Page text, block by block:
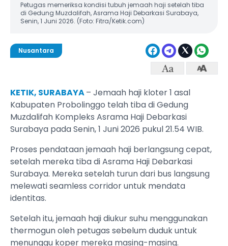
Petugas memeriksa kondisi tubuh jemaah haji setelah tiba
di Gedung Muzdalifah, Asrama Haji Debarkasi Surabaya,
Senin, 1 Juni 2026. (Foto: Fitra/Ketik.com)
Nusantara
KETIK, SURABAYA– Jemaah haji kloter 1 asal
Kabupaten Probolinggo telah tiba di Gedung
Muzdalifah Kompleks Asrama Haji Debarkasi
Surabaya pada Senin, 1 Juni 2026 pukul 21.54 WIB.
Proses pendataan jemaah haji berlangsung cepat,
setelah mereka tiba di Asrama Haji Debarkasi
Surabaya. Mereka setelah turun dari bus langsung
melewati seamless corridor untuk mendata
identitas.
Setelah itu, jemaah haji diukur suhu menggunakan
thermogun oleh petugas sebelum duduk untuk
menunggu koper mereka masing-masing.